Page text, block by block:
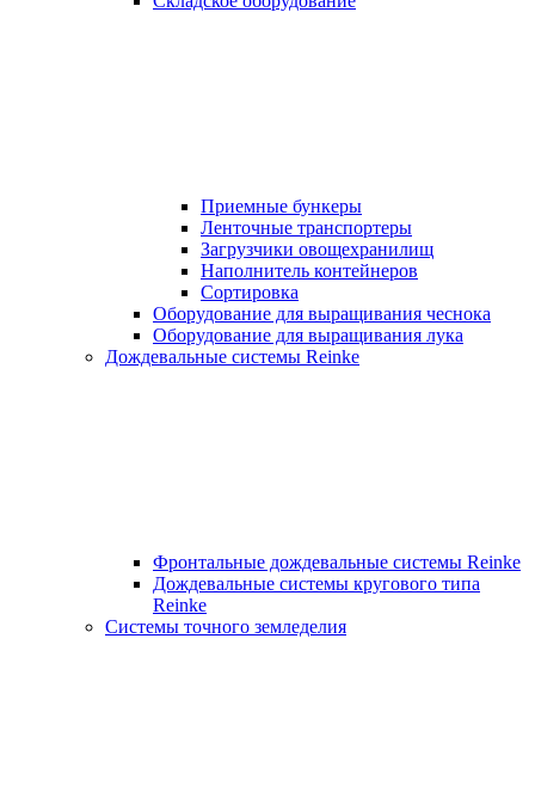
Приемные бункеры
Ленточные транспортеры
Загрузчики овощехранилищ
Наполнитель контейнеров
Сортировка
Оборудование для выращивания чеснока
Оборудование для выращивания лука
Дождевальные системы Reinke
Фронтальные дождевальные системы Reinke
Дождевальные системы кругового типа
Reinke
Системы точного земледелия